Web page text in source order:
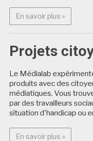
En savoir plus »En
Projets
Le Médialab
produits avec des
médiatiques. Vous
par des travailleurs
situation d'handicap ou
En savoir plus »En